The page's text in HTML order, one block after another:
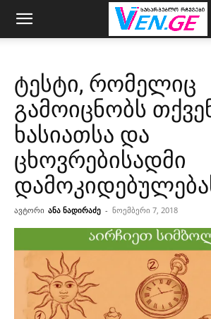
ტესტი, რომელიც
გამოიცნობს
ხასიათსა და
ცხოვრებისადმი
ავტორი ანა ნადირაძე - ნოემბერი 7, 2018